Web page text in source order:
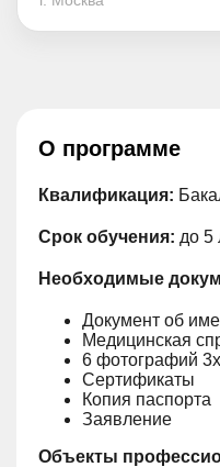
О программе
Квалификация:
Срок обучения: до 5
Необходимые
Документ об
Медицинская
6 фотографий
Сертификаты
Копия паспорта
Заявление
Объекты